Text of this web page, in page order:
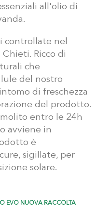
all'olio di
controllate nel
Ricco di
che
del nostro
di freschezza
del prodotto.
entro le 24h
avviene in
è
sigillate, per
solare.
EVO NUOVA RACCOLTA